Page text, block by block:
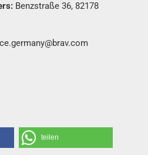
Benzstraße 36, 82178
teilen